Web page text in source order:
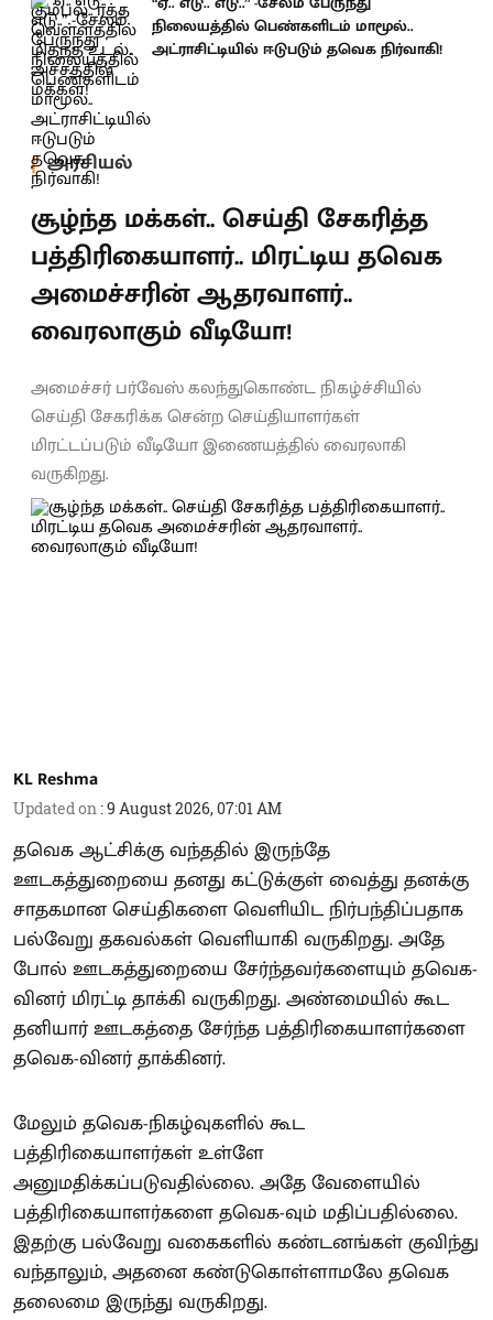
நிலையத்தில் பெண்களிடம் மாமூல்..
அட்ராசிட்டியில் ஈடுபடும் தவெக நிர்வாகி!
அரசியல்
சூழ்ந்த மக்கள்.. செய்தி சேகரித்த
பத்திரிகையாளர்.. மிரட்டிய தவெக
அமைச்சரின் ஆதரவாளர்..
வைரலாகும் வீடியோ!
அமைச்சர் பர்வேஸ் கலந்துகொண்ட நிகழ்ச்சியில்
செய்தி சேகரிக்க சென்ற செய்தியாளர்கள்
மிரட்டப்படும் வீடியோ இணையத்தில் வைரலாகி
வருகிறது.
KL Reshma
Updated on :9 August 2026, 07:01 AM
தவெக ஆட்சிக்கு வந்ததில் இருந்தே
ஊடகத்துறையை தனது கட்டுக்குள் வைத்து தனக்கு
சாதகமான செய்திகளை வெளியிட நிர்பந்திப்பதாக
பல்வேறு தகவல்கள் வெளியாகி வருகிறது. அதே
போல் ஊடகத்துறையை சேர்ந்தவர்களையும் தவெக-
வினர் மிரட்டி தாக்கி வருகிறது. அண்மையில் கூட
தனியார் ஊடகத்தை சேர்ந்த பத்திரிகையாளர்களை
தவெக-வினர் தாக்கினர்.
மேலும் தவெக-நிகழ்வுகளில் கூட
பத்திரிகையாளர்கள் உள்ளே
அனுமதிக்கப்படுவதில்லை. அதே வேளையில்
பத்திரிகையாளர்களை தவெக-வும் மதிப்பதில்லை.
இதற்கு பல்வேறு வகைகளில் கண்டனங்கள் குவிந்து
வந்தாலும், அதனை கண்டுகொள்ளாமலே தவெக
தலைமை இருந்து வருகிறது.